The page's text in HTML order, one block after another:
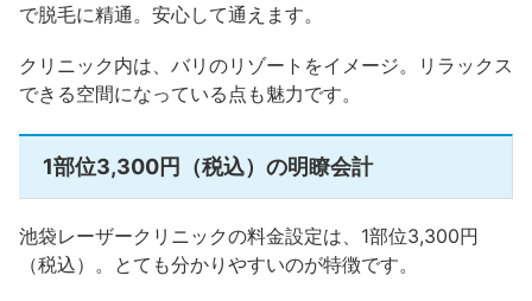
で脱毛に精通。安心して通えます。
クリニック内は、バリのリゾートをイメージ。リラックス
できる空間になっている点も魅力です。
1部位3,300円（税込）の明瞭会計
池袋レーザークリニックの料金設定は、1部位3,300円
（税込）。とても分かりやすいのが特徴です。